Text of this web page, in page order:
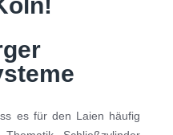
es für den Laien häufig